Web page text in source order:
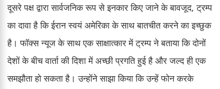
दूसरे पक्ष द्वारा सार्वजनिक रूप से इनकार किए जाने के बावजूद, ट्रम्प
का दावा है कि ईरान स्वयं अमेरिका के साथ बातचीत करने का इच्छुक
है। फॉक्स न्यूज के साथ एक साक्षात्कार में ट्रम्प ने बताया कि दोनों
देशों के बीच वार्ता की दिशा में अच्छी प्रगति हुई है और जल्द ही एक
समझौता हो सकता है। उन्होंने साझा किया कि उन्हें फोन करके